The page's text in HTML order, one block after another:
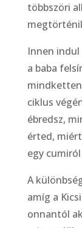
többszöri
Innen indul
a baba
ciklus
ébredsz,
érted,
egy
A
amíg a
onnantól